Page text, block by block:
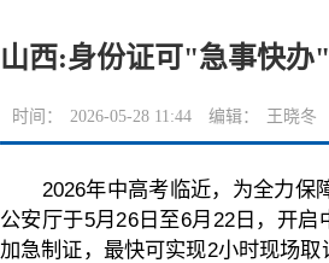
山西:身份证可"急事快办
时间： 2026-05-28 11:44 编辑： 王晓冬
2026年中高考临近，为全力保
公安厅于5月26日至6月22日，开
加急制证，最快可实现2小时现场取